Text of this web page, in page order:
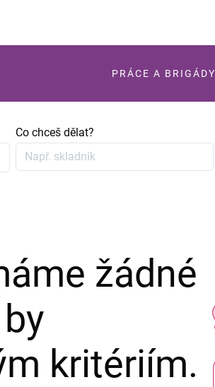
PRÁCE A BRIGÁDY
Co chceš dělat?
žádné
kritériím.